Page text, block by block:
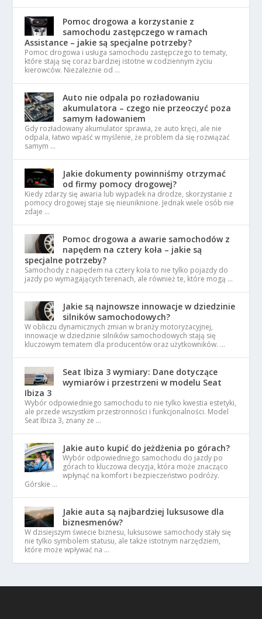
Pomoc drogowa a korzystanie z
samochodu zastępczego w ramach
Assistance – jakie są specjalne potrzeby?
Pomoc drogowa i usługa samochodu zastępczego to tematy,
które stają się coraz bardziej istotne w codziennym życiu
kierowców. Niezależnie od …
Auto nie odpala po rozładowaniu
akumulatora – czego nie przeoczyć poza
samym ładowaniem
Gdy rozładowany akumulator sprawia, że auto kręci, ale nie
odpala, łatwo wpaść w myślenie, że problem da się rozwiązać
samym …
Jakie dokumenty powinniśmy otrzymać
od firmy pomocy drogowej?
Kiedy zdarzy się awaria lub wypadek na drodze, skorzystanie z
pomocy drogowej staje się nieuniknione. Jednak wiele osób nie
zdaje …
Pomoc drogowa a awarie samochodów z
napędem na cztery koła – jakie są
specjalne potrzeby?
Samochody z napędem na cztery koła to nie tylko pojazdy do
jazdy po wymagających terenach, ale również te, które mogą …
Jakie są najnowsze innowacje w dziedzinie
silników samochodowych?
W obliczu dynamicznych zmian w branży motoryzacyjnej,
innowacje w dziedzinie silników samochodowych stają się
kluczowym tematem dla producentów oraz użytkowników. …
Seat Ibiza 3 wymiary: Dane dotyczące
wymiarów i przestrzeni w modelu Seat
Ibiza 3
Wybór odpowiedniego samochodu to nie tylko kwestia estetyki,
ale przede wszystkim przestronności i funkcjonalności. Model
Seat Ibiza 3, znany ze …
Jakie auto kupić do jeżdżenia po górach?
Wybór odpowiedniego samochodu do jazdy po
górach to kluczowa decyzja, która może znacząco
wpłynąć na komfort i bezpieczeństwo podróży.
Górskie …
Jakie auta są najbardziej luksusowe dla
biznesmenów?
W dzisiejszym świecie biznesu, luksusowe samochody stały się
nie tylko symbolem statusu, ale także istotnym narzędziem,
które może wpływać na …